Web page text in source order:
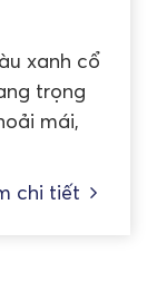
xanh cổ
trọng
mái,
chi tiết